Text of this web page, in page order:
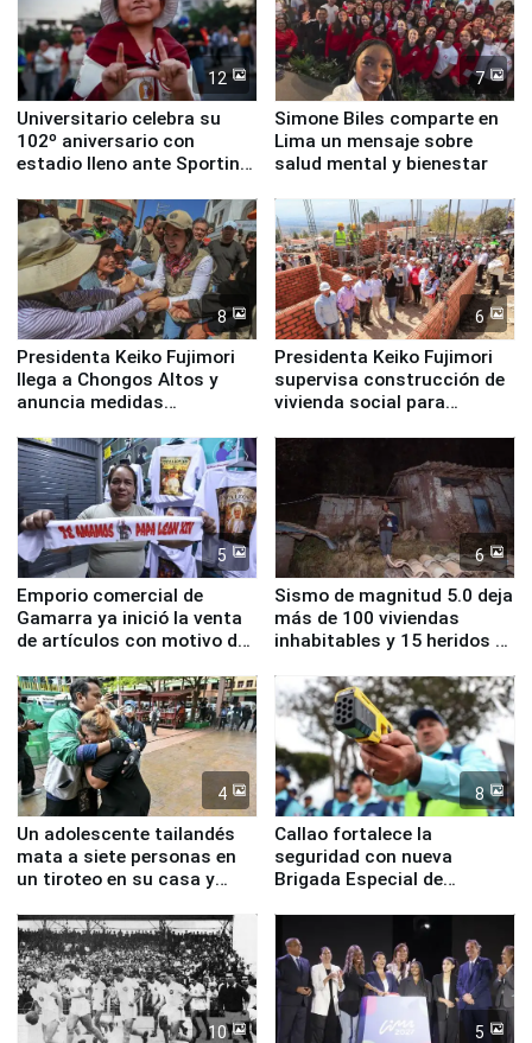
12
Universitario celebra su
102º aniversario con
estadio lleno ante Sporting
7
Simone Biles comparte en
Lima un mensaje sobre
salud mental y bienestar
8
Presidenta Keiko Fujimori
llega a Chongos Altos y
anuncia medidas
educación, salud y empleo
6
Presidenta Keiko Fujimori
supervisa construcción de
vivienda social para
5
Emporio comercial de
Gamarra ya inició la venta
de artículos con motivo de
6
Sismo de magnitud 5.0 deja
más de 100 viviendas
inhabitables y 15 heridos en
4
Un adolescente tailandés
mata a siete personas en
un tiroteo en su casa y
8
Callao fortalece la
seguridad con nueva
Brigada Especial de
equipamiento para
Serenazgo
10 5